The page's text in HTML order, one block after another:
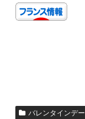
バレンタインデー